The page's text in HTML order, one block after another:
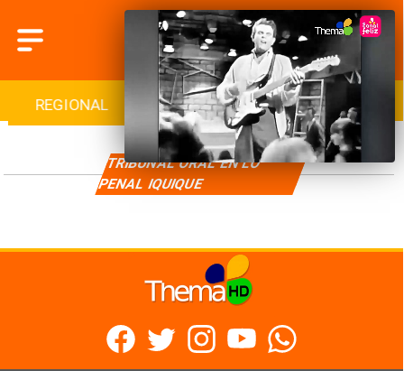
REGIONAL INTERNACIONAL DEPORTES
TRIBUNAL ORAL EN LO
PENAL IQUIQUE